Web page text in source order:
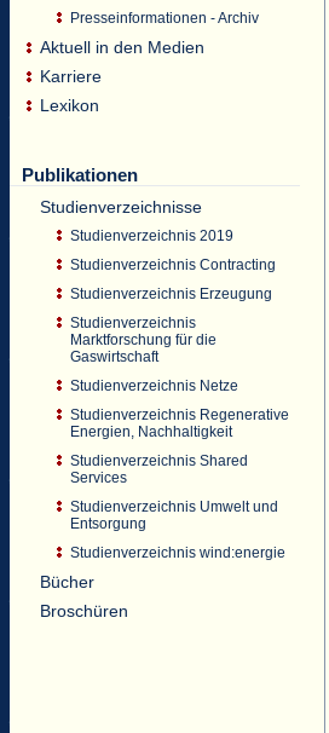
Presseinformationen - Archiv
Aktuell in den Medien
Karriere
Lexikon
Publikationen
Studienverzeichnisse
Studienverzeichnis 2019
Studienverzeichnis Contracting
Studienverzeichnis Erzeugung
Studienverzeichnis
Marktforschung für die
Gaswirtschaft
Studienverzeichnis Netze
Studienverzeichnis Regenerative
Energien, Nachhaltigkeit
Studienverzeichnis Shared
Services
Studienverzeichnis Umwelt und
Entsorgung
Studienverzeichnis wind:energie
Bücher
Broschüren